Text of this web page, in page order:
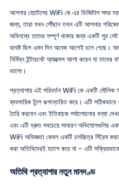
আপনার হোটেলের WiFi কে এর ডিজিটাল সদর
জন্য, তারা যখন পৌঁছান তখন এটি আপনার
অবিলম্বে তাদের সম্পূর্ণ থাকার জন্য একটি সুর
যথেষ্ট ছিল এমন দিন অনেক আগেই চলে গেছে।
নির্বিঘ্ন ইন্টারনেট অ্যাক্সেস আশা করেন যা
ভালো।
প্রত্যাশার এই পরিবর্তন WiFi কে একটি মৌলিক
ব্যবসায়িক টুলে রূপান্তরিত করে। এটি
তৈরি করবেন এবং ইতিবাচক পর্যালোচনার বন্যা
এবং এটি দ্রুত সবচেয়ে সাধারণ অভিযোগগুলির
WiFi অভিজ্ঞতা কেবল একটি চলচ্চিত্র স্ট্রিম
করা অতিথিদেরই হতাশ করে না - এটি সক্রিয়ভাবে
অতিথি প্রত্যাশার নতুন মানদণ্ড